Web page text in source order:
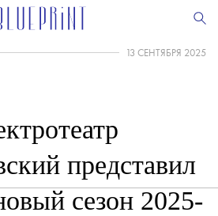
13 СЕНТЯБРЯ 2025
представил
сезон 2025-